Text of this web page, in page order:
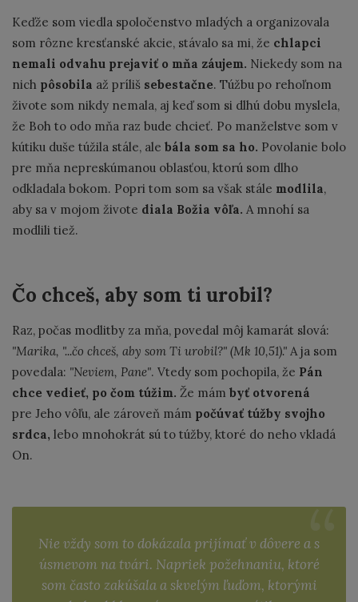
Keďže som viedla spoločenstvo mladých a organizovala
som rôzne kresťanské akcie, stávalo sa mi, že chlapci
nemali odvahu prejaviť o mňa záujem. Niekedy som na
nich pôsobila až príliš sebestačne. Túžbu po rehoľnom
živote som nikdy nemala, aj keď som si dlhú dobu myslela,
že Boh to odo mňa raz bude chcieť. Po manželstve som v
kútiku duše túžila stále, ale bála som sa ho. Povolanie bolo
pre mňa nepreskúmanou oblasťou, ktorú som dlho
odkladala bokom. Popri tom som sa však stále modlila,
aby sa v mojom živote diala Božia vôľa. A mnohí sa
modlili tiež.
Čo chceš, aby som ti urobil?
Raz, počas modlitby za mňa, povedal môj kamarát slová:
"Marika, "...čo chceš, aby som Ti urobil?" (Mk 10,51)." A ja som
povedala: "Neviem, Pane". Vtedy som pochopila, že Pán
chce vedieť, po čom túžim. Že mám byť otvorená
pre Jeho vôľu, ale zároveň mám počúvať túžby svojho
srdca, lebo mnohokrát sú to túžby, ktoré do neho vkladá
On.
Nie vždy som to dokázala prijímať v dôvere a s
úsmevom na tvári. Napriek požehnaniu, ktoré
som často zakúšala a skvelým ľuďom, ktorými